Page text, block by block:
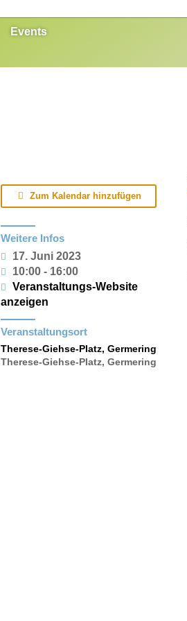
Events
Zum Kalendar hinzufügen
Weitere Infos
17. Juni 2023
10:00 - 16:00
Veranstaltungs-Website
anzeigen
Veranstaltungsort
Therese-Giehse-Platz, Germering
Therese-Giehse-Platz, Germering